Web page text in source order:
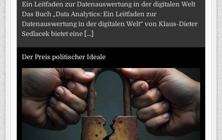
Ein Leitfaden zur Datenauswertung in der digitalen Welt
Das Buch „Data Analytics: Ein Leitfaden zur
Datenauswertung in der digitalen Welt“ von Klaus-Dieter
Sedlacek bietet eine [...]
Der Preis politischer Ideale